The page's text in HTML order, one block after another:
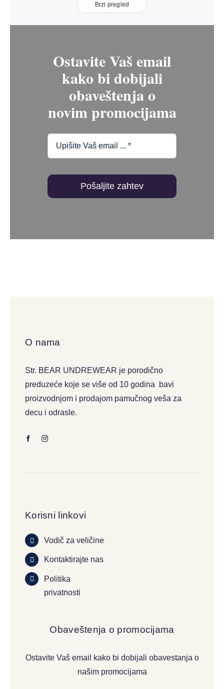
Brzi pregled
Ostavite Vaš email
kako bi dobijali
obaveštenja o
novim promocijama
Pošaljite zahtev
O nama
Str. BEAR UNDREWEAR je porodično
preduzeće koje se više od 10 godina bavi
proizvodnjom i prodajom pamučnog veša za
decu i odrasle.
Korisni linkovi
Vodič za veličine
Kontaktirajte nas
Politika
privatnosti
Obaveštenja o promocijama
Ostavite Vaš email kako bi dobijali obavestanja o
našim promocijama